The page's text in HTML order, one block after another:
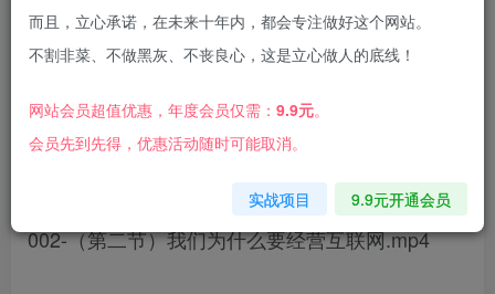
002-（第二节）我们为什么要经营互联网.mp4
而且，立心承诺，在未来十年内，都会专注做好这个网站。
不割非菜、不做黑灰、不丧良心，这是立心做人的底线！
网站会员超值优惠，年度会员仅需： 9.9元。
会员先到先得，优惠活动随时可能取消。
实战项目 9.9元开通会员